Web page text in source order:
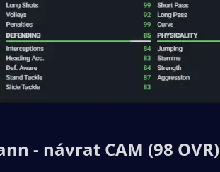
- návrat CAM (98 OVR)